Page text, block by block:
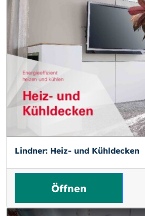
Lindner: Heiz- und Kühldecken
Öffnen